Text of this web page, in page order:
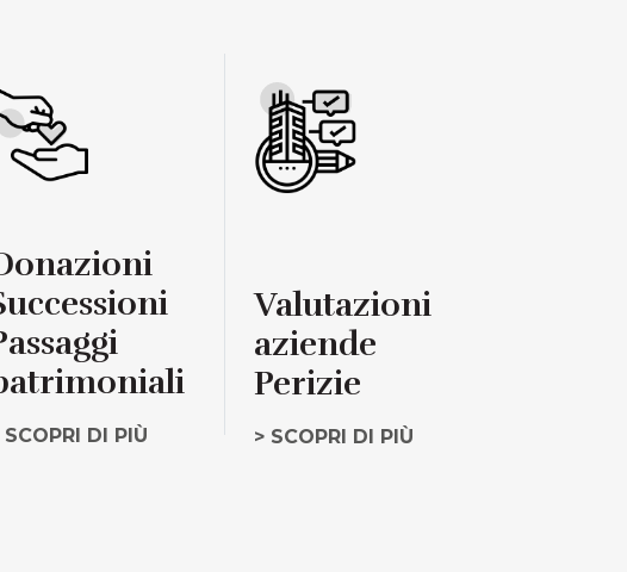
SCOPRI DI PIÙ
Valutazioni
aziende
Perizie
> SCOPRI DI PIÙ